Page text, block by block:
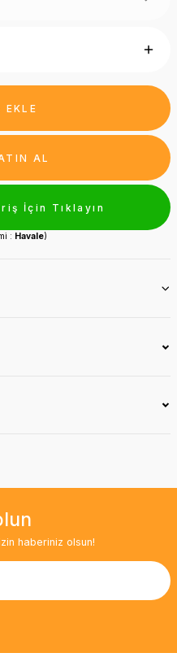
EKLE
AL
İçin Tıklayın
: Havale)
haberiniz olsun!